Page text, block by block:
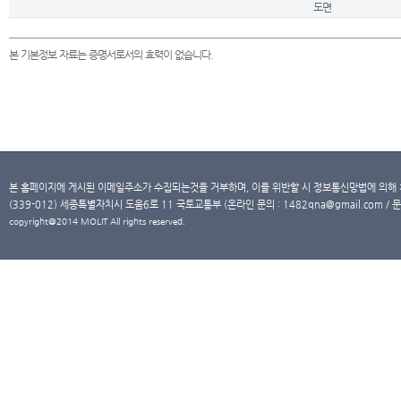
도면
본 기본정보 자료는 증명서로서의 효력이 없습니다.
본 홈페이지에 게시된 이메일주소가 수집되는것을 거부하며, 이를 위반할 시 정보통신망법에 의
(339-012) 세종특별자치시 도움6로 11 국토교통부 (온라인 문의 : 1482qna@gmail.com /
copyright@2014 MOLIT All rights reserved.